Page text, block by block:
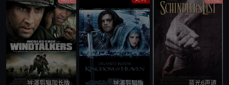
导演剪辑加长版 导演剪辑版 蓝光6声道